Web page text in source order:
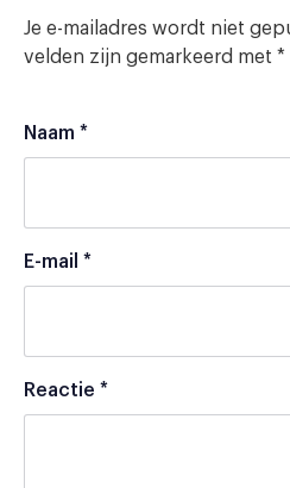
Je e-mailadres wordt niet
velden zijn gemarkeerd met *
Naam *
E-mail *
Reactie *